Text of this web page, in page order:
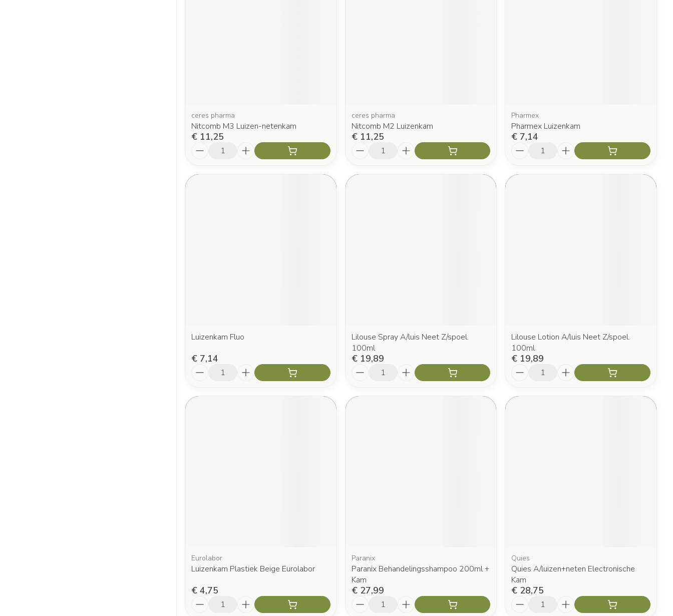
ceres pharma
Nitcomb M3 Luizen-netenkam
€ 11,25
ceres pharma
Nitcomb M2 Luizenkam
€ 11,25
Pharmex
Pharmex Luizenkam
€ 7,14
Luizenkam Fluo
€ 7,14
Lilouse Spray A/luis Neet Z/spoel.
100ml
€ 19,89
Lilouse Lotion A/luis Neet Z/spoel.
100ml
€ 19,89
Eurolabor
Luizenkam Plastiek Beige Eurolabor
€ 4,75
Paranix
Paranix Behandelingsshampoo 200ml +
Kam
€ 27,99
Quies
Quies A/luizen+neten Electronische
Kam
€ 28,75